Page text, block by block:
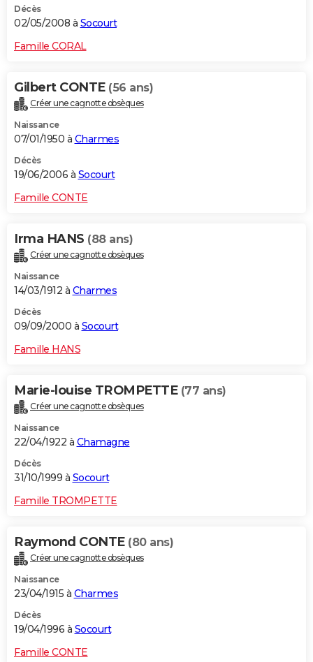
Décès
02/05/2008 à Socourt
Famille CORAL
Gilbert CONTE (56 ans)
Créer une cagnotte obsèques
Naissance
07/01/1950 à Charmes
Décès
19/06/2006 à Socourt
Famille CONTE
Irma HANS (88 ans)
Créer une cagnotte obsèques
Naissance
14/03/1912 à Charmes
Décès
09/09/2000 à Socourt
Famille HANS
Marie-louise TROMPETTE (77 ans)
Créer une cagnotte obsèques
Naissance
22/04/1922 à Chamagne
Décès
31/10/1999 à Socourt
Famille TROMPETTE
Raymond CONTE (80 ans)
Créer une cagnotte obsèques
Naissance
23/04/1915 à Charmes
Décès
19/04/1996 à Socourt
Famille CONTE